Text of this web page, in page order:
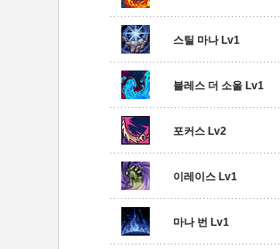
스틸 마나 Lv1
블레스 더 소울 Lv1
포커스 Lv2
이레이스 Lv1
마나 번 Lv1